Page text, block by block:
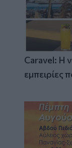
Caravel: Η
εμπειρίες